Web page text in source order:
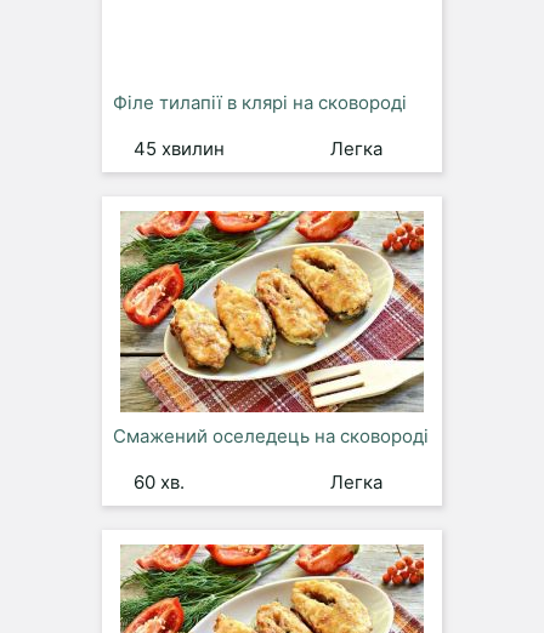
Філе тилапії в клярі на сковороді
45 хвилин
Легка
Смажений оселедець на сковороді
60 хв.
Легка